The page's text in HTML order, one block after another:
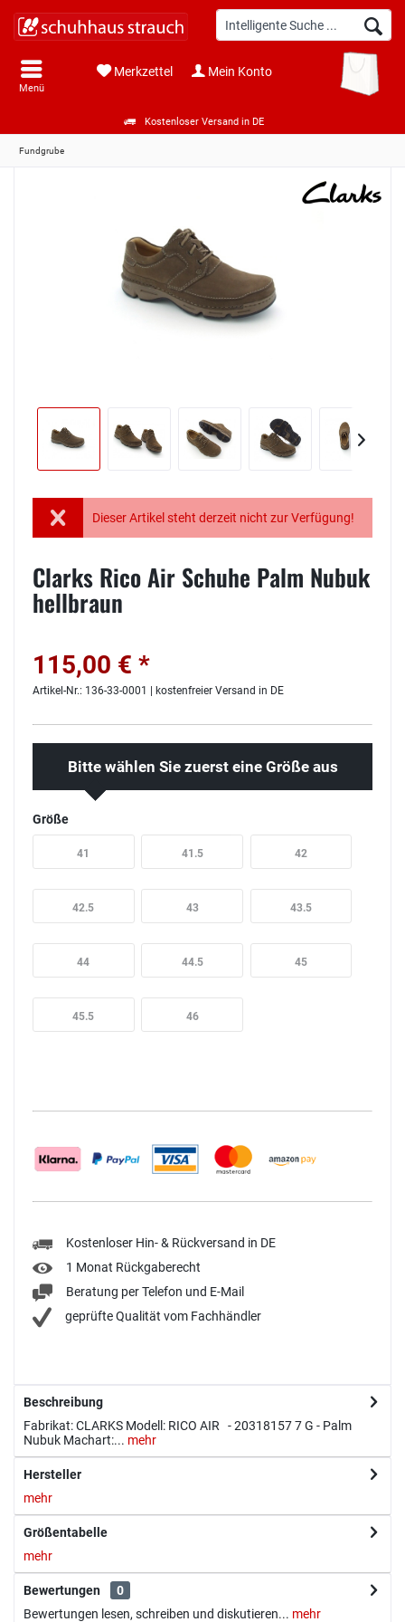
Kostenloser Versand in DE
Menü
Merkzettel Mein Konto
Fundgrube
Dieser Artikel steht derzeit nicht zur Verfügung!
Clarks Rico Air Schuhe Palm Nubuk
hellbraun
115,00 € *
Artikel-Nr.: 136-33-0001 | kostenfreier Versand in DE
Bitte wählen Sie zuerst eine Größe aus
Größe
41 41.5 42
42.5 43 43.5
44 44.5 45
45.5 46
Kostenloser Hin- & Rückversand in DE
1 Monat Rückgaberecht
Beratung per Telefon und E-Mail
geprüfte Qualität vom Fachhändler
Beschreibung
Fabrikat: CLARKS Modell: RICO AIR - 20318157 7 G - Palm
Nubuk Machart:... mehr
Hersteller
mehr
Größentabelle
mehr
Bewertungen
0
Bewertungen lesen, schreiben und diskutieren... mehr